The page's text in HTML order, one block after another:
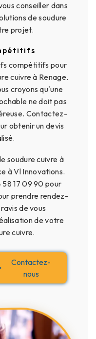
conseiller dans
de soudure
projet.
compétitifs pour
cuivre à Renage.
croyons qu'une
ne doit pas
Contactez-
obtenir un devis
soudure cuivre à
à Vl Innovations.
17 09 90 pour
prendre rendez-
de vous
de votre
cuivre.
Contactez-
nous